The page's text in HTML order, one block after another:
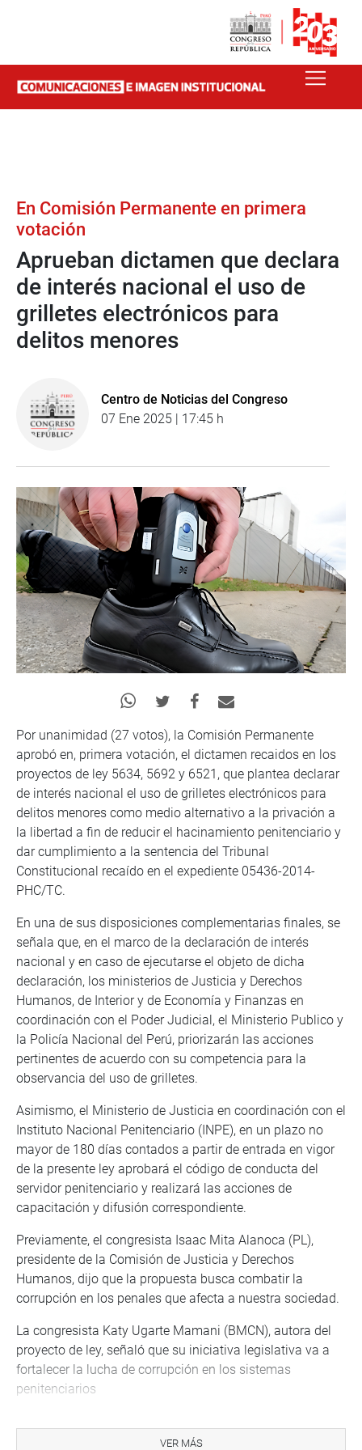
En Comisión Permanente en primera
votación
Aprueban dictamen que declara
de interés nacional el uso de
grilletes electrónicos para
delitos menores
Centro de Noticias del Congreso
07 Ene 2025 | 17:45 h
Por unanimidad (27 votos), la Comisión Permanente
aprobó en, primera votación, el dictamen recaidos en los
proyectos de ley 5634, 5692 y 6521, que plantea declarar
de interés nacional el uso de grilletes electrónicos para
delitos menores como medio alternativo a la privación a
la libertad a fin de reducir el hacinamiento penitenciario y
dar cumplimiento a la sentencia del Tribunal
Constitucional recaído en el expediente 05436-2014-
PHC/TC.
En una de sus disposiciones complementarias finales, se
señala que, en el marco de la declaración de interés
nacional y en caso de ejecutarse el objeto de dicha
declaración, los ministerios de Justicia y Derechos
Humanos, de Interior y de Economía y Finanzas en
coordinación con el Poder Judicial, el Ministerio Publico y
la Policía Nacional del Perú, priorizarán las acciones
pertinentes de acuerdo con su competencia para la
observancia del uso de grilletes.
Asimismo, el Ministerio de Justicia en coordinación con el
Instituto Nacional Penitenciario (INPE), en un plazo no
mayor de 180 días contados a partir de entrada en vigor
de la presente ley aprobará el código de conducta del
servidor penitenciario y realizará las acciones de
capacitación y difusión correspondiente.
Previamente, el congresista Isaac Mita Alanoca (PL),
presidente de la Comisión de Justicia y Derechos
Humanos, dijo que la propuesta busca combatir la
corrupción en los penales que afecta a nuestra sociedad.
La congresista Katy Ugarte Mamani (BMCN), autora del
proyecto de ley, señaló que su iniciativa legislativa va a
fortalecer la lucha de corrupción en los sistemas
penitenciarios
VER MÁS